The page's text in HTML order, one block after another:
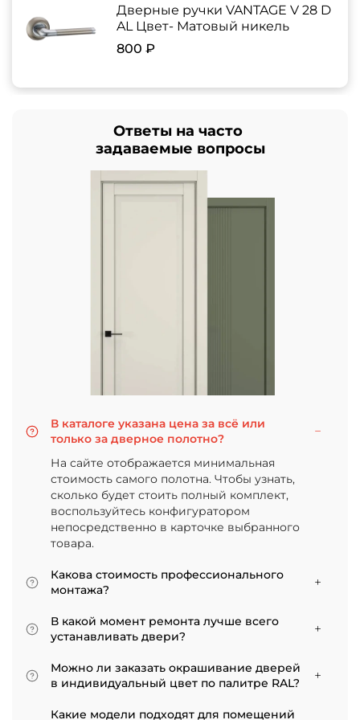
Дверные ручки VANTAGE V 28 D
AL Цвет- Матовый никель
800 ₽
Ответы на часто
задаваемые вопросы
В каталоге указана цена за всё или
только за дверное полотно?
На сайте отображается минимальная
стоимость самого полотна. Чтобы узнать,
сколько будет стоить полный комплект,
воспользуйтесь конфигуратором
непосредственно в карточке выбранного
товара.
Какова стоимость профессионального
монтажа?
Итоговая сумма зависит от типа отделки
двери и габаритов проема. Минимальная
цена за установку стандартной двери с
покрытием «экошпон» начинается от 5000
рублей.
В какой момент ремонта лучше всего
устанавливать двери?
Мы советуем приступать к монтажу после
того, как уложено напольное покрытие. В
противном случае из-за изменения уровня
пола полотно может не подойти по высоте, и
Можно ли заказать окрашивание дверей
в индивидуальный цвет по палитре RAL?
Да, такая возможность есть. В нашем
Какие модели подходят для помещений